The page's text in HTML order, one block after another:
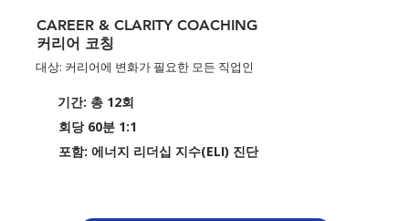
CAREER & CLARITY COACHING
커리어 코칭
대상: 커리어에 변화가 필요한 모든 직업인
기간: 총 12회
회당 60분 1:1
포함: 에너지 리더십 지수(ELI) 진단